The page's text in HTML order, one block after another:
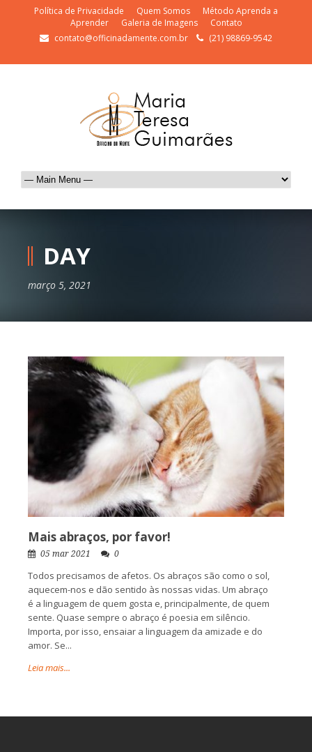
Política de Privacidade Quem Somos
Método Aprenda a
Aprender
Galeria de Imagens
Contato
contato@officinadamente.com.br
(21) 98869-9542
DAY
março 5, 2021
Mais abraços, por favor!
05 mar 2021 0
Todos precisamos de afetos. Os abraços são como o sol,
aquecem-nos e dão sentido às nossas vidas. Um abraço
é a linguagem de quem gosta e, principalmente, de quem
sente. Quase sempre o abraço é poesia em silêncio.
Importa, por isso, ensaiar a linguagem da amizade e do
amor. Se...
Leia mais...